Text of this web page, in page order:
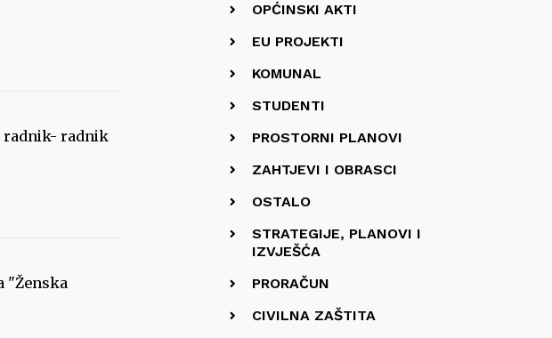
radnik- radnik
"Ženska
OPĆINSKI AKTI
EU PROJEKTI
KOMUNAL
STUDENTI
PROSTORNI PLANOVI
ZAHTJEVI I OBRASCI
OSTALO
STRATEGIJE, PLANOVI I
IZVJEŠĆA
PRORAČUN
CIVILNA ZAŠTITA